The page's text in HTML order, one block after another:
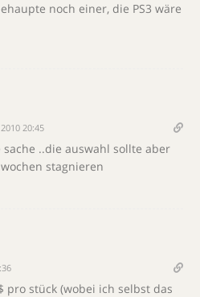
noch einer, die PS3 wäre
20:45
..die auswahl sollte aber
stagnieren
pro stück (wobei ich selbst das